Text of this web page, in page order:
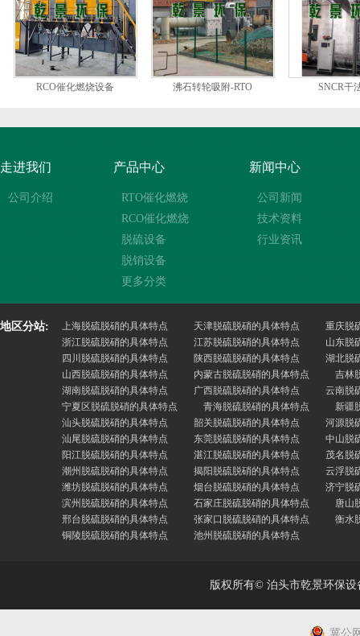
RCO催化燃烧设备 沸石转轮吸附-RTO SNCR干
走进我们
公司介绍
产品中心
RTO催化燃烧
RCO催化燃烧
脱硫设备
脱销设备
更多分类
新闻中心
公司新闻
技术资料
行业资讯
地区分站: 上海脱硫脱硝的具体特点 天津脱硫脱硝的具体特点
重庆脱
浙江脱硫脱硝的具体特点
江苏脱硫脱硝的具体特点
山东脱
四川脱硫脱硝的具体特点
陕西脱硫脱硝的具体特点
湖北脱
山西脱硫脱硝的具体特点
内蒙古脱硫脱硝的具体特点
吉林
湖南脱硫脱硝的具体特点
广西脱硫脱硝的具体特点
云南脱
宁夏区脱硫脱硝的具体特点
青海脱硫脱硝的具体特点
新疆
汕头脱硫脱硝的具体特点
韶关脱硫脱硝的具体特点
河源脱
汕尾脱硫脱硝的具体特点
东莞脱硫脱硝的具体特点
中山脱
阳江脱硫脱硝的具体特点
湛江脱硫脱硝的具体特点
茂名脱
潮州脱硫脱硝的具体特点
揭阳脱硫脱硝的具体特点
云浮脱
潍坊脱硫脱硝的具体特点
烟台脱硫脱硝的具体特点
济宁脱
滨州脱硫脱硝的具体特点
石家庄脱硫脱硝的具体特点
唐山
邢台脱硫脱硝的具体特点
张家口脱硫脱硝的具体特点
衡水
铜陵脱硫脱硝的具体特点
池州脱硫脱硝的具体特点
版权所有© 泊头市乾景环保
冀公